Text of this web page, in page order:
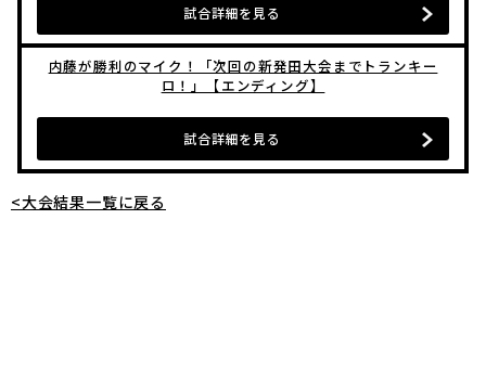
試合詳細を見る
内藤が勝利のマイク！「次回の新発田大会までトランキー
ロ！」【エンディング】
試合詳細を見る
<大会結果一覧に戻る